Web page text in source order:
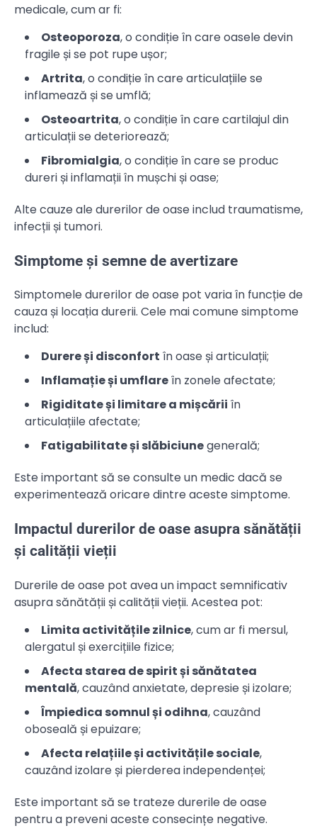
medicale, cum ar fi:
Osteoporoza, o condiție în care oasele devin
fragile și se pot rupe ușor;
Artrita, o condiție în care articulațiile se
inflamează și se umflă;
Osteoartrita, o condiție în care cartilajul din
articulații se deteriorează;
Fibromialgia, o condiție în care se produc
dureri și inflamații în mușchi și oase;
Alte cauze ale durerilor de oase includ traumatisme,
infecții și tumori.
Simptome și semne de avertizare
Simptomele durerilor de oase pot varia în funcție de
cauza și locația durerii. Cele mai comune simptome
includ:
Durere și disconfort în oase și articulații;
Inflamație și umflareîn zonele afectate;
Rigiditate și limitare a mișcării în
articulațiile afectate;
Fatigabilitate și slăbiciunegenerală;
Este important să se consulte un medic dacă se
experimentează oricare dintre aceste simptome.
Impactul durerilor de oase asupra sănătății
și calității vieții
Durerile de oase pot avea un impact semnificativ
asupra sănătății și calității vieții. Acestea pot:
Limita activitățile zilnice, cum ar fi mersul,
alergatul și exercițiile fizice;
Afecta starea de spirit și sănătatea
mentală, cauzând anxietate, depresie și izolare;
Împiedica somnul și odihna, cauzând
oboseală și epuizare;
Afecta relațiile și activitățile sociale,
cauzând izolare și pierderea independenței;
Este important să se trateze durerile de oase
pentru a preveni aceste consecințe negative.